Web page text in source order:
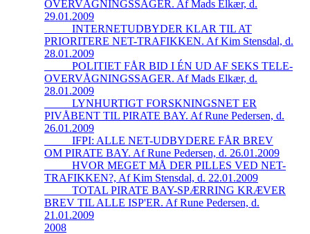
OVERVÅGNINGSSAGER. Af Mads Elkær, d.
29.01.2009
_____INTERNETUDBYDER KLAR TIL AT
PRIORITERE NET-TRAFIKKEN. Af Kim Stensdal, d.
28.01.2009
_____POLITIET FÅR BID I ÉN UD AF SEKS TELE-
OVERVÅGNINGSSAGER. Af Mads Elkær, d.
28.01.2009
_____LYNHURTIGT FORSKNINGSNET ER
PIVÅBENT TIL PIRATE BAY. Af Rune Pedersen, d.
26.01.2009
_____IFPI: ALLE NET-UDBYDERE FÅR BREV
OM PIRATE BAY. Af Rune Pedersen, d. 26.01.2009
_____HVOR MEGET MÅ DER PILLES VED NET-
TRAFIKKEN?, Af Kim Stensdal, d. 22.01.2009
_____TOTAL PIRATE BAY-SPÆRRING KRÆVER
BREV TIL ALLE ISP'ER. Af Rune Pedersen, d.
21.01.2009
2008